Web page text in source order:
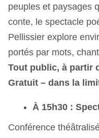
peuples et paysages
conte, le spectacle
Pellissier explore
portés par mots,
Tout public, à partir
Gratuit – dans la
À 15h30 :
Conférence